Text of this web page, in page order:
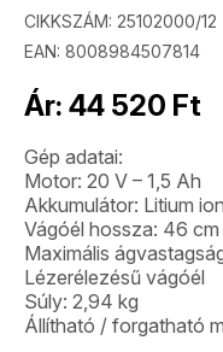
CIKKSZÁM: 25102000/12
EAN: 8008984507814
Ár: 44 520 Ft
Gép adatai:
Motor: 20 V – 1,5 Ah
Akkumulátor: Litium ion
Vágóél hossza: 46 cm
Maximális
Lézerélezésű vágóél
Súly: 2,94 kg
Állítható / forgatható